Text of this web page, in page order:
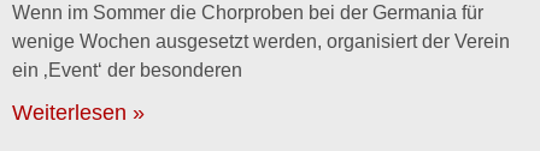
Wenn im Sommer die Chorproben bei der Germania für
wenige Wochen ausgesetzt werden, organisiert der Verein
ein ‚Event‘ der besonderen
Weiterlesen »